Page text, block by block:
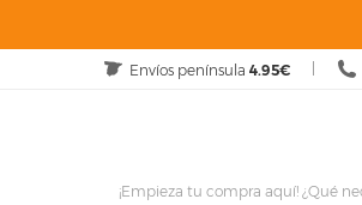
Envíos península 4.95€